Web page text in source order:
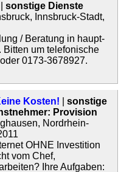
sonstige Dienste
Innsbruck-Stadt,
/ Beratung in haupt-
um telefonische
0173-3678927.
Kosten!
sonstige
Provision
Nordrhein-
OHNE Investition
vom Chef,
Ihre Aufgaben: